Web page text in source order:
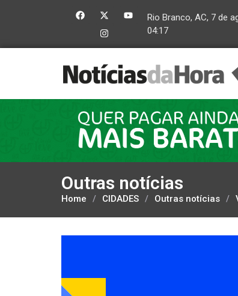
Rio Branco, AC, 7 de
04:17
Outras notícias
Home / CIDADES / Outras notícias /